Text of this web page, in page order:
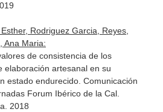
Rodriguez Garcia, Reyes,
Ana Maria:
de consistencia de los
elaboración artesanal en su
estado endurecido. Comunicación
Forum Ibérico de la Cal.
2018